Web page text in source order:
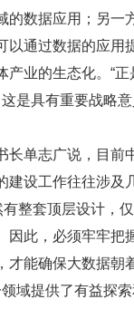
的数据应用；另一
以通过数据的应用
业的生态化。“
是具有重要战略意
单志广说，目前
建设工作往往涉及
整套顶层设计，
因此，必须牢牢把
才能确保大数据朝
域提供了有益探索